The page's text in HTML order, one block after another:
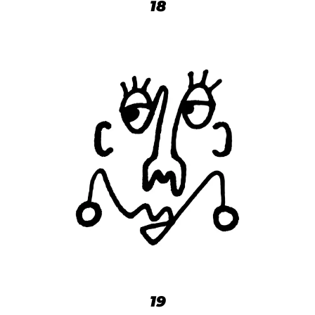
18
19